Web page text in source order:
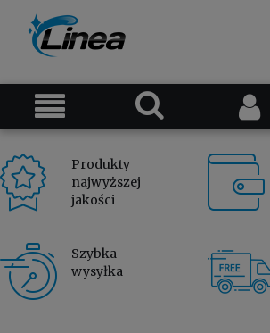
Produkty
najwyższej
jakości
Szybka
wysyłka